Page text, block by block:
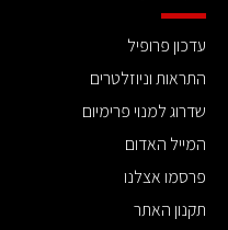
עדכון פרופיל
התראות וניוזלטרים
שדרוג למנוי פרימיום
המייל האדום
פרסמו אצלנו
תקנון האתר